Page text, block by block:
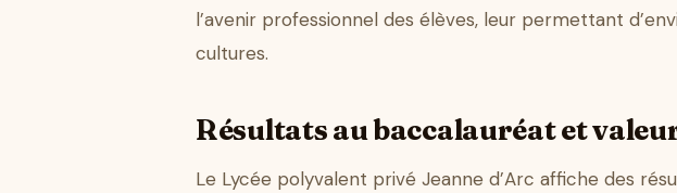
l’avenir professionnel des élèves, leur permettant
cultures.
Résultats au baccalauréat et
Le Lycée polyvalent privé Jeanne d’Arc affiche des